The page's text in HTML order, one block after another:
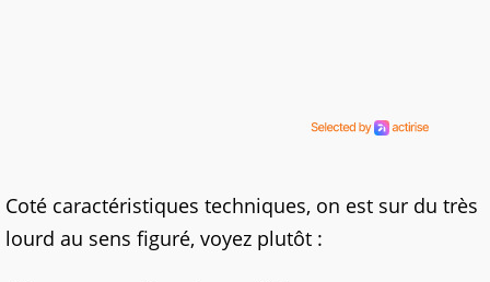
Coté caractéristiques techniques, on est sur du très
lourd au sens figuré, voyez plutôt :